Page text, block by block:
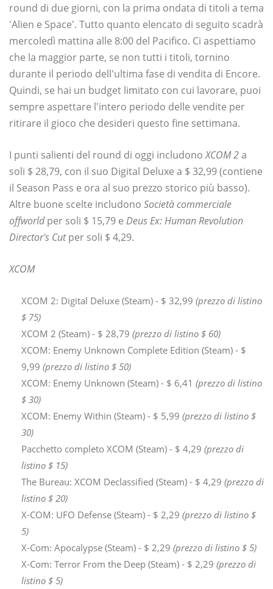
round di due giorni, con la prima ondata di titoli a tema
'Alien e Space'. Tutto quanto elencato di seguito scadrà
mercoledì mattina alle 8:00 del Pacifico. Ci aspettiamo
che la maggior parte, se non tutti i titoli, tornino
durante il periodo dell'ultima fase di vendita di Encore.
Quindi, se hai un budget limitato con cui lavorare, puoi
sempre aspettare l'intero periodo delle vendite per
ritirare il gioco che desideri questo fine settimana.
I punti salienti del round di oggi includonoXCOM 2a
soli $ 28,79, con il suo Digital Deluxe a $ 32,99 (contiene
il Season Pass e ora al suo prezzo storico più basso).
Altre buone scelte includono Società commerciale
offworldper soli $ 15,79 e Deus Ex: Human Revolution
Director's Cutper soli $ 4,29.
XCOM
XCOM 2: Digital Deluxe (Steam) - $ 32,99 (prezzo di listino
$ 75)
XCOM 2 (Steam) - $ 28,79 (prezzo di listino $ 60)
XCOM: Enemy Unknown Complete Edition (Steam) - $
9,99 (prezzo di listino $ 50)
XCOM: Enemy Unknown (Steam) - $ 6,41 (prezzo di listino
$ 30)
XCOM: Enemy Within (Steam) - $ 5,99 (prezzo di listino $
30)
Pacchetto completo XCOM (Steam) - $ 4,29 (prezzo di
listino $ 15)
The Bureau: XCOM Declassified (Steam) - $ 4,29 (prezzo di
listino $ 20)
X-COM: UFO Defense (Steam) - $ 2,29 (prezzo di listino $
5)
X-Com: Apocalypse (Steam) - $ 2,29 (prezzo di listino $ 5)
X-Com: Terror From the Deep (Steam) - $ 2,29 (prezzo di
listino $ 5)